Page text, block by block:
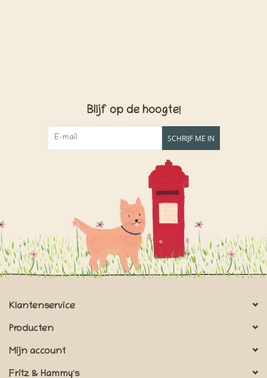
Blijf op de hoogte!
SCHRIJF ME IN
Klantenservice
Producten
Mijn account
Fritz & Hammy's